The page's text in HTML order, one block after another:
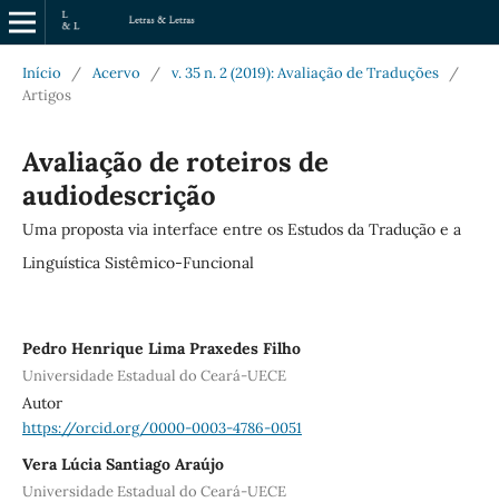
Início / Acervo / v. 35 n. 2 (2019): Avaliação de Traduções
/
Artigos
Avaliação de roteiros de
audiodescrição
Uma proposta via interface entre os Estudos da Tradução e a
Linguística Sistêmico-Funcional
Pedro Henrique Lima Praxedes Filho
Universidade Estadual do Ceará-UECE
Autor
https://orcid.org/0000-0003-4786-0051
Vera Lúcia Santiago Araújo
Universidade Estadual do Ceará-UECE